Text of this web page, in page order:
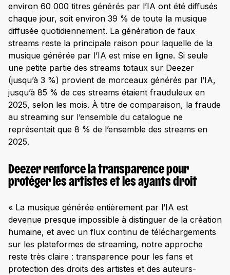
environ 60 000 titres générés par l’IA ont été diffusés
chaque jour, soit environ 39 % de toute la musique
diffusée quotidiennement. La génération de faux
streams reste la principale raison pour laquelle de la
musique générée par l’IA est mise en ligne. Si seule
une petite partie des streams totaux sur Deezer
(jusqu’à 3 %) provient de morceaux générés par l’IA,
jusqu’à 85 % de ces streams étaient frauduleux en
2025, selon les mois. À titre de comparaison, la fraude
au streaming sur l’ensemble du catalogue ne
représentait que 8 % de l’ensemble des streams en
2025.
Deezer renforce la transparence pour
protéger les artistes et les ayants droit
« La musique générée entièrement par l’IA est
devenue presque impossible à distinguer de la création
humaine, et avec un flux continu de téléchargements
sur les plateformes de streaming, notre approche
reste très claire : transparence pour les fans et
protection des droits des artistes et des auteurs-